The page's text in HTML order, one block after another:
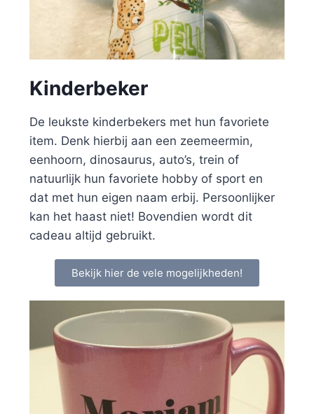
Kinderbeker
De leukste kinderbekers met hun favoriete
item. Denk hierbij aan een zeemeermin,
eenhoorn, dinosaurus, auto’s, trein of
natuurlijk hun favoriete hobby of sport en
dat met hun eigen naam erbij. Persoonlijker
kan het haast niet! Bovendien wordt dit
cadeau altijd gebruikt.
Bekijk hier de vele mogelijkheden!